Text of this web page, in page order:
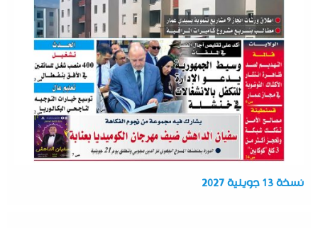
نسخة 13 جويلية 2027